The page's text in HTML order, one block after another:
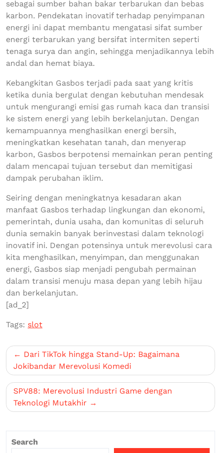
sebagai sumber bahan bakar terbarukan dan bebas
karbon. Pendekatan inovatif terhadap penyimpanan
energi ini dapat membantu mengatasi sifat sumber
energi terbarukan yang bersifat intermiten seperti
tenaga surya dan angin, sehingga menjadikannya lebih
andal dan hemat biaya.
Kebangkitan Gasbos terjadi pada saat yang kritis
ketika dunia bergulat dengan kebutuhan mendesak
untuk mengurangi emisi gas rumah kaca dan transisi
ke sistem energi yang lebih berkelanjutan. Dengan
kemampuannya menghasilkan energi bersih,
meningkatkan kesehatan tanah, dan menyerap
karbon, Gasbos berpotensi memainkan peran penting
dalam mencapai tujuan tersebut dan memitigasi
dampak perubahan iklim.
Seiring dengan meningkatnya kesadaran akan
manfaat Gasbos terhadap lingkungan dan ekonomi,
pemerintah, dunia usaha, dan komunitas di seluruh
dunia semakin banyak berinvestasi dalam teknologi
inovatif ini. Dengan potensinya untuk merevolusi cara
kita menghasilkan, menyimpan, dan menggunakan
energi, Gasbos siap menjadi pengubah permainan
dalam transisi menuju masa depan yang lebih hijau
dan berkelanjutan.
[ad_2]
Tags: slot
Post
navigation
Dari TikTok hingga Stand-Up: Bagaimana
Jokibandar Merevolusi Komedi
SPV88: Merevolusi Industri Game dengan
Teknologi Mutakhir
Search